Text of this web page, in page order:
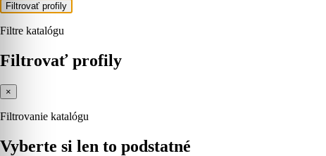
Filtrovať profily
Filtre katalógu
Filtrovať profily
×
Filtrovanie katalógu
Vyberte si len to podstatné